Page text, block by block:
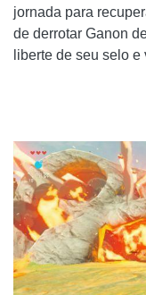
jornada para
de derrotar Ganon
liberte de seu selo